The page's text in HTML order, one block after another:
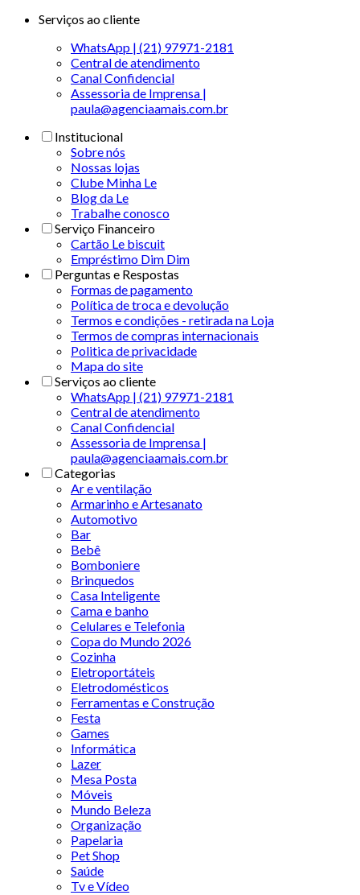
Serviços ao cliente
WhatsApp | (21) 97971-2181
Central de atendimento
Canal Confidencial
Assessoria de Imprensa |
paula@agenciaamais.com.br
Institucional
Sobre nós
Nossas lojas
Clube Minha Le
Blog da Le
Trabalhe conosco
Serviço Financeiro
Cartão Le biscuit
Empréstimo Dim Dim
Perguntas e Respostas
Formas de pagamento
Política de troca e devolução
Termos e condições - retirada na Loja
Termos de compras internacionais
Politica de privacidade
Mapa do site
Serviços ao cliente
WhatsApp | (21) 97971-2181
Central de atendimento
Canal Confidencial
Assessoria de Imprensa |
paula@agenciaamais.com.br
Categorias
Ar e ventilação
Armarinho e Artesanato
Automotivo
Bar
Bebê
Bomboniere
Brinquedos
Casa Inteligente
Cama e banho
Celulares e Telefonia
Copa do Mundo 2026
Cozinha
Eletroportáteis
Eletrodomésticos
Ferramentas e Construção
Festa
Games
Informática
Lazer
Mesa Posta
Móveis
Mundo Beleza
Organização
Papelaria
Pet Shop
Saúde
Tv e Vídeo